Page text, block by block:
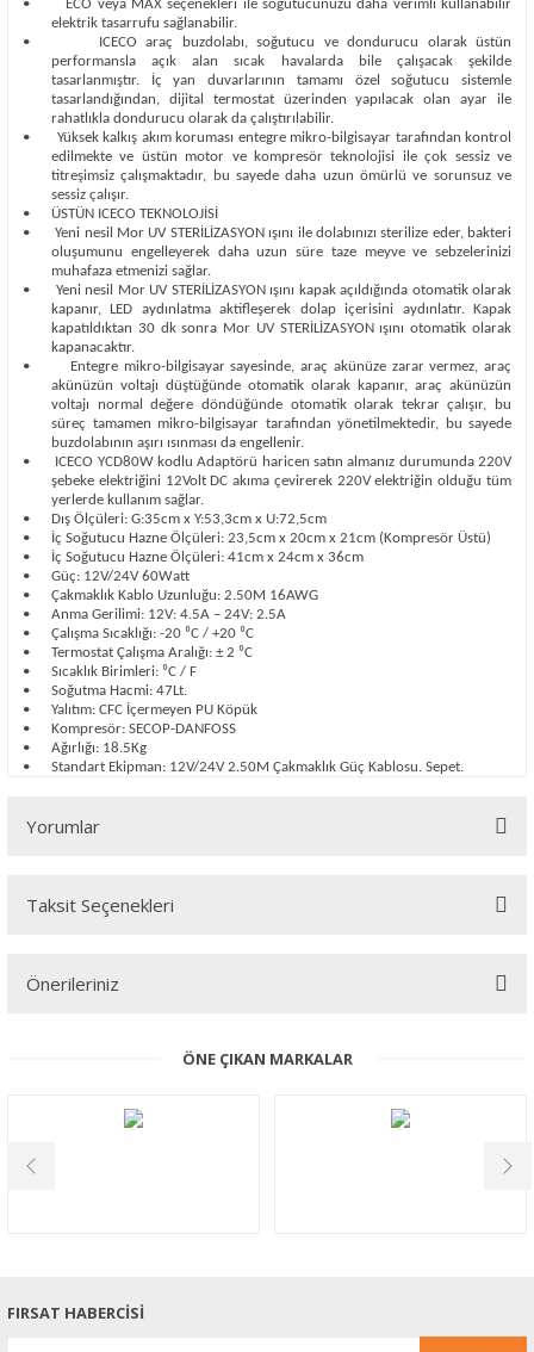
•
ECO veya MAX seçenekleri ile soğutucunuzu daha verimli kullanabilir
elektrik tasarrufu sağlanabilir.
•
ICECO araç buzdolabı, soğutucu ve dondurucu olarak üstün
performansla açık alan sıcak havalarda bile çalışacak şekilde
tasarlanmıştır. İç yan duvarlarının tamamı özel soğutucu sistemle
tasarlandığından, dijital termostat üzerinden yapılacak olan ayar ile
rahatlıkla dondurucu olarak da çalıştırılabilir.
•
Yüksek kalkış akım koruması entegre mikro-bilgisayar tarafından kontrol
edilmekte ve üstün motor ve kompresör teknolojisi ile çok sessiz ve
titreşimsiz çalışmaktadır, bu sayede daha uzun ömürlü ve sorunsuz ve
sessiz çalışır.
•
ÜSTÜN ICECO TEKNOLOJİSİ
•
Yeni nesil Mor UV STERİLİZASYON ışını ile dolabınızı sterilize eder, bakteri
oluşumunu engelleyerek daha uzun süre taze meyve ve sebzelerinizi
muhafaza etmenizi sağlar.
•
Yeni nesil Mor UV STERİLİZASYON ışını kapak açıldığında otomatik olarak
kapanır, LED aydınlatma aktifleşerek dolap içerisini aydınlatır. Kapak
kapatıldıktan 30 dk sonra Mor UV STERİLİZASYON ışını otomatik olarak
kapanacaktır.
•
Entegre mikro-bilgisayar sayesinde, araç akünüze zarar vermez, araç
akünüzün voltajı düştüğünde otomatik olarak kapanır, araç akünüzün
voltajı normal değere döndüğünde otomatik olarak tekrar çalışır, bu
süreç tamamen mikro-bilgisayar tarafından yönetilmektedir, bu sayede
buzdolabının aşırı ısınması da engellenir.
•
ICECO YCD80W kodlu Adaptörü haricen satın almanız durumunda 220V
şebeke elektriğini 12Volt DC akıma çevirerek 220V elektriğin olduğu tüm
yerlerde kullanım sağlar.
•
Dış Ölçüleri: G:35cm x Y:53,3cm x U:72,5cm
•
İç Soğutucu Hazne Ölçüleri: 23,5cm x 20cm x 21cm (Kompresör Üstü)
•
İç Soğutucu Hazne Ölçüleri: 41cm x 24cm x 36cm
•
Güç: 12V/24V 60Watt
•
Çakmaklık Kablo Uzunluğu: 2.50M 16AWG
•
Anma Gerilimi: 12V: 4.5A – 24V: 2.5A
•
Çalışma Sıcaklığı: -20 ⁰C / +20 ⁰C
•
Termostat Çalışma Aralığı: ± 2 ⁰C
•
Sıcaklık Birimleri: ⁰C / F
•
Soğutma Hacmi: 47Lt.
•
Yalıtım: CFC İçermeyen PU Köpük
•
Kompresör: SECOP-DANFOSS
•
Ağırlığı: 18.5Kg
•
Standart Ekipman: 12V/24V 2.50M Çakmaklık Güç Kablosu. Sepet.
Yorumlar
Taksit Seçenekleri
Önerileriniz
konularda yetersiz gördüğünüz noktaları öneri formunu kullanarak
Görüş ve önerileriniz için teşekkür ederiz.
Bu ürüne benzer farklı alternatifler olmalı.
ÖNE ÇIKAN MARKALAR
FIRSAT HABERCİSİ